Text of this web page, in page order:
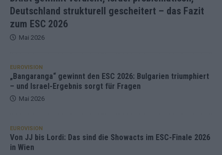
Deutschland strukturell gescheitert – das Fazit
zum ESC 2026
Mai 2026
EUROVISION
„Bangaranga“ gewinnt den ESC 2026: Bulgarien triumphiert
– und Israel-Ergebnis sorgt für Fragen
Mai 2026
EUROVISION
Von JJ bis Lordi: Das sind die Showacts im ESC-Finale 2026
in Wien